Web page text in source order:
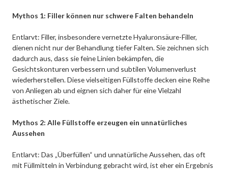
Mythos 1: Filler können nur schwere Falten behandeln
Entlarvt: Filler, insbesondere vernetzte Hyaluronsäure-Filler,
dienen nicht nur der Behandlung tiefer Falten. Sie zeichnen sich
dadurch aus, dass sie feine Linien bekämpfen, die
Gesichtskonturen verbessern und subtilen Volumenverlust
wiederherstellen. Diese vielseitigen Füllstoffe decken eine Reihe
von Anliegen ab und eignen sich daher für eine Vielzahl
ästhetischer Ziele.
Mythos 2: Alle Füllstoffe erzeugen ein unnatürliches
Aussehen
Entlarvt: Das „Überfüllen“ und unnatürliche Aussehen, das oft
mit Füllmitteln in Verbindung gebracht wird, ist eher ein Ergebnis